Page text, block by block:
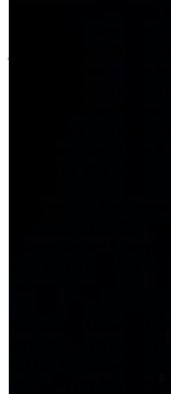
oder Arbeitsorte. Sie
zusammen und
entdecken sie eigene
Die ProQua-
Bildungsbiografien
Fragen sie am
Was will ich später
Ihrer Keynote auf,
bei der Berufswahl